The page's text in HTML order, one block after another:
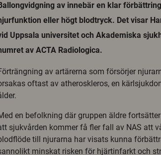
av innebär en klar
eller högt blodtryck. Det visar
Uppsala universitet och Akademiska
av ACTA Radiologica.
av artärerna som försörjer
oftast av atheroskleros, en
en befolkning där gruppen äldre
sjukvården kommer få fler fall av NAS att
till njurarna har visats kunna
minskat risken för hjärtinfarkt och